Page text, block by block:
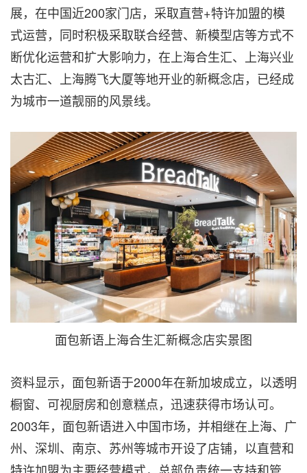
展，在中国近200家门店，采取直营+特许加盟的模
式运营，同时积极采取联合经营、新模型店等方式不
断优化运营和扩大影响力，在上海合生汇、上海兴业
太古汇、上海腾飞大厦等地开业的新概念店，已经成
为城市一道靓丽的风景线。
面包新语上海合生汇新概念店实景图
资料显示，面包新语于2000年在新加坡成立，以透明
橱窗、可视厨房和创意糕点，迅速获得市场认可。
2003年，面包新语进入中国市场，并相继在上海、广
州、深圳、南京、苏州等城市开设了店铺， 以直营和